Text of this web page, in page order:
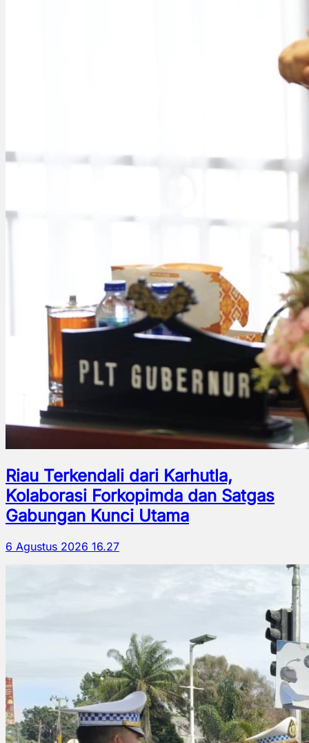
Riau Terkendali dari Karhutla,
Kolaborasi Forkopimda dan Satgas
Gabungan Kunci Utama
6 Agustus 2026 16.27